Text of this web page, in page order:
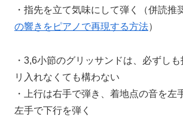
・指先を立て気味にして弾く（併読推
の響きをピアノで再現する方法）
・3,6小節のグリッサンドは、必ずし
リ入れなくても構わない
・上行は右手で弾き、着地点の音を左
左手で下行を弾く